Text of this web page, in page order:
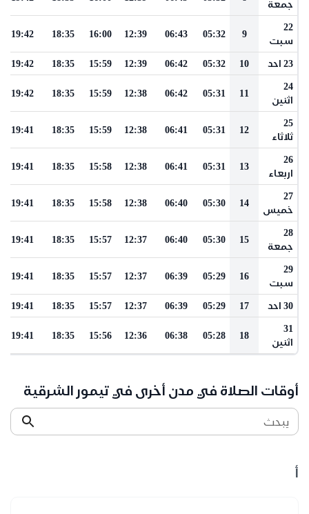
جمعة
22
سبت
9
05:32
06:43
12:39
16:00
18:35
19:42
23 احد 10
05:32
06:42
12:39
15:59
18:35
19:42
24
اثنين
11
05:31
06:42
12:38
15:59
18:35
19:42
25
ثلاثاء
12
05:31
06:41
12:38
15:59
18:35
19:41
26
اربعاء
13
05:31
06:41
12:38
15:58
18:35
19:41
27
خميس
14
05:30
06:40
12:38
15:58
18:35
19:41
28
جمعة
15
05:30
06:40
12:37
15:57
18:35
19:41
29
سبت
16
05:29
06:39
12:37
15:57
18:35
19:41
30 احد 17
05:29
06:39
12:37
15:57
18:35
19:41
31
اثنين
18
05:28
06:38
12:36
15:56
18:35
19:41
أوقات الصلاة في مدن أخرى في تيمور الشرقية
يبحث
أ